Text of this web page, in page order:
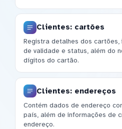
Clientes: cartões
Registra detalhes dos cartões,
de validade e status, além do
dígitos do cartão.
Clientes: endereços
Contém dados de endereço
país, além de informações de
endereço.